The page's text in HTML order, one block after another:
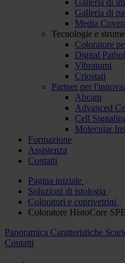
Galleria di
Galleria di
Media
Tecnologie e
Coloratore
Digital
Vibratomi
Criostati
Partner per
Abcam
Advanced
Cell
Molecular
Formazione
Assistenza
Contatti
Pagina iniziale
Soluzioni di istologia
Coloratori e coprivetrini
Coloratore HistoCore
Panoramica Caratteristiche
Contatti